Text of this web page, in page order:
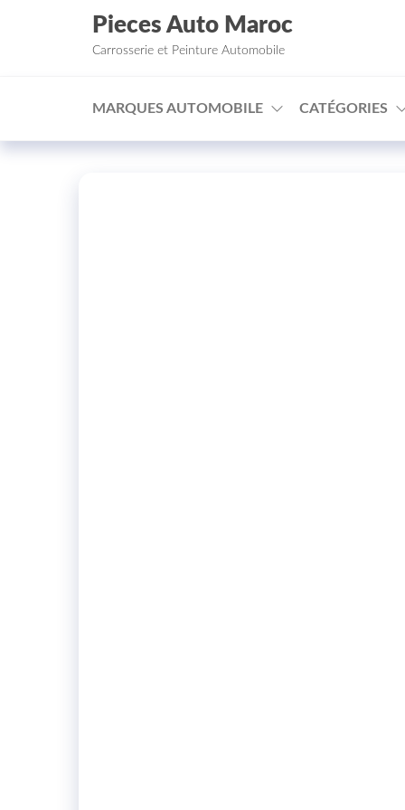
Aller au contenu
Pieces Auto Maroc
Carrosserie et Peinture Automobile
MARQUES AUTOMOBILE CATÉGORIES